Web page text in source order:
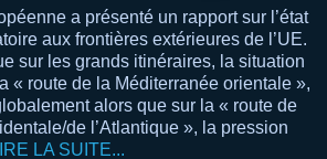
a présenté un rapport sur l’état
aux frontières extérieures de l’UE.
sur les grands itinéraires, la situation
« route de la Méditerranée orientale »,
alors que sur la « route de
de l’Atlantique », la pression
LA SUITE...